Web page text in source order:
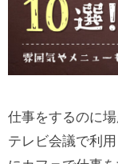
仕事をするのに
テレビ会議で利